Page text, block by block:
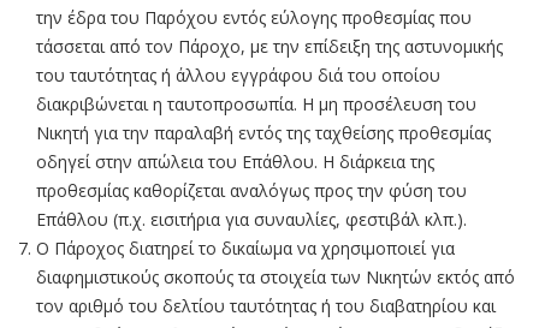
την έδρα του Παρόχου εντός εύλογης προθεσμίας που
τάσσεται από τον Πάροχο, με την επίδειξη της αστυνομικής
του ταυτότητας ή άλλου εγγράφου διά του οποίου
διακριβώνεται η ταυτοπροσωπία. Η μη προσέλευση του
Νικητή για την παραλαβή εντός της ταχθείσης προθεσμίας
οδηγεί στην απώλεια του Επάθλου. Η διάρκεια της
προθεσμίας καθορίζεται αναλόγως προς την φύση του
Επάθλου (π.χ. εισιτήρια για συναυλίες, φεστιβάλ κλπ.).
Ο Πάροχος διατηρεί το δικαίωμα να χρησιμοποιεί για
διαφημιστικούς σκοπούς τα στοιχεία των Νικητών εκτός από
τον αριθμό του δελτίου ταυτότητας ή του διαβατηρίου και